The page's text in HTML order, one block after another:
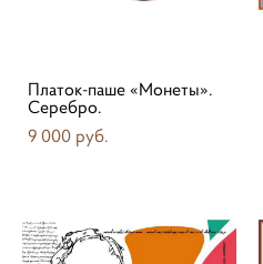
Платок-паше «Монеты».
Серебро.
9 000 pуб.